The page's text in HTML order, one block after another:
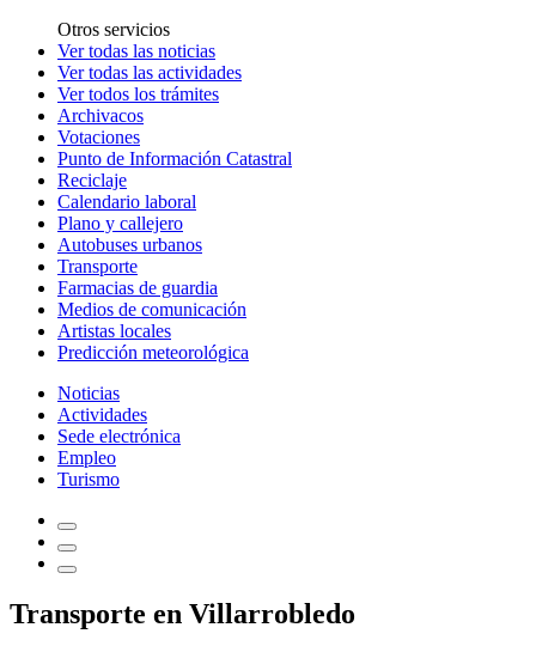
Otros servicios
Ver todas las noticias
Ver todas las actividades
Ver todos los trámites
Archivacos
Votaciones
Punto de Información Catastral
Reciclaje
Calendario laboral
Plano y callejero
Autobuses urbanos
Transporte
Farmacias de guardia
Medios de comunicación
Artistas locales
Predicción meteorológica
Noticias
Actividades
Sede electrónica
Empleo
Turismo
Transporte en Villarrobledo